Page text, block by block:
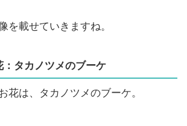
を載せていきますね。
：タカノツメのブーケ
花は、タカノツメのブーケ。